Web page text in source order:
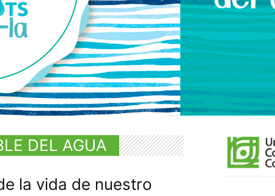
DEL AGUA
la vida de nuestro